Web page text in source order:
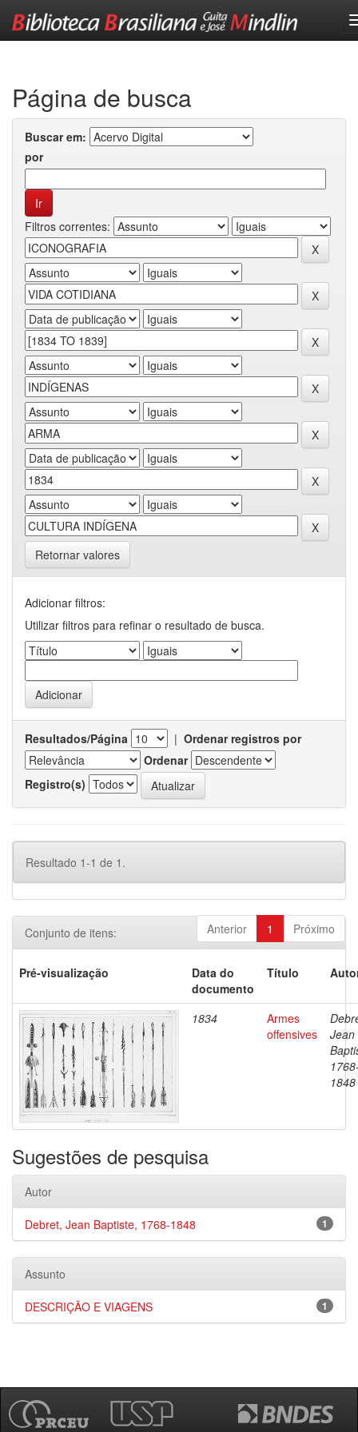
Página de busca
Buscar em:
por
Filtros correntes:
Retornar valores
Adicionar filtros:
Utilizar filtros para refinar o resultado de busca.
Resultados/Página | Ordenar registros por
Ordenar
Registro(s)
Resultado 1-1 de 1.
Anterior 1 Próximo
Conjunto de itens:
Pré-visualização
Data do
documento
Título
1834
Armes
offensives
Jean
1848
Sugestões de pesquisa
Autor
1
Debret, Jean Baptiste, 1768-1848
Assunto
1
DESCRIÇÃO E VIAGENS